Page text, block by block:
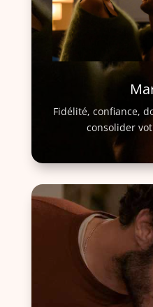
Fidélité, confiance,
consolider